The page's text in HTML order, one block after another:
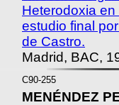
Heterodoxia
estudio final
de Castro.
Madrid, BAC,
C90-255
MENÉNDEZ